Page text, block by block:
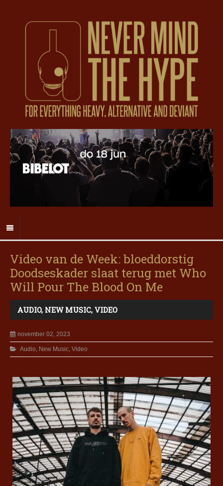
Video van de Week: bloeddorstig
Doodseskader slaat terug met Who
Will Pour The Blood On Me
AUDIO, NEW MUSIC, VIDEO
november 02, 2023
Audio, New Music, Video